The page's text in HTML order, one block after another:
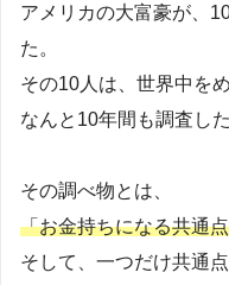
アメリカの大富豪が、
た。
その10人は、世界中を
なんと10年間も調査し
その調べ物とは、
「お金持ちになる共通
そして、一つだけ共通